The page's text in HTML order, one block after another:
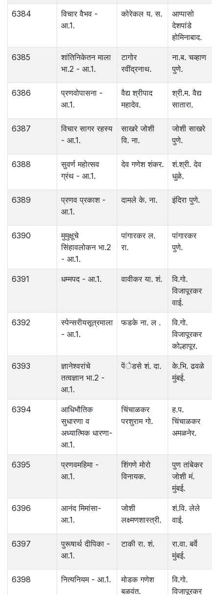
6384
विचार वैभव -
आ.1.
कोरेकल य. स.
आप्पासो
देशपांडे
होमिनाबाद.
6385
शांतिनिकेतन माला
भा.2 - आ.1.
टागोर
रवींद्रनाथ.
ना.ब. चव्हाण
पुणे.
6386
प्रणवोपासना -
आ.1.
वैद्य श्रीपाद
महादेव.
श्री.म. वैद्य
सातारा.
6387
विचार सागर रहस्य
- आ.1.
साखरे जोशी
वि. ना.
जोशी साखरे
पुणे.
6388
सुवर्ण महोत्सव
ग्रंथ - आ.1.
देव गणेश शंकर.
शं.श्री. देव
धुळे.
6389
प्रणव प्रकाश -
आ.1.
दामले के. ना. इंदिरा पुणे.
6390
मुमुक्षूचे
सिंहावलोकन भा.2
- आ.1.
पांगारकर ल.
रा.
पांगारकर
पुणे.
6391 धम्मपद - आ.1. वावीकर या. शं.
वि.गो.
विजापूरकर
वाई.
6392
स्पेन्सरीयसूत्रमाला
- आ.1.
फडके ना. ल .
वि.गो.
विजापूरकर
कोल्हापूर.
6393
ज्ञानेश्‍वरांचे
तत्वज्ञान भा.2 -
आ.1.
पेंेडसे शं. दा.
के.भि. ढवळे
मुंबई.
6394
आधिभौतिक
सुधारणा व
अध्यात्मिक धारणा-
आ.1.
चिंचाळकर
परशुराम गो.
ह.प.
चिंचाळकर
अमळनेर.
6395
प्रणवमहिमा -
आ.1.
शिंगणे मोरो
विनायक.
पुण तांबेकर
जोशी मं.
मुंबई.
6396
आनंद मिमांसा-
आ.1.
जोशी
लक्ष्मणशास्त्री.
शं.वि. लेले
वाई.
6397
पुरूषार्थ दीपिका -
आ.1.
टाकी रा. शं.
रा.वा. बर्वे
मुंबई.
6398 नित्यनियम - आ.1.
मोडक गणेश
बळवंत.
वि.गो.
विजापूरकर